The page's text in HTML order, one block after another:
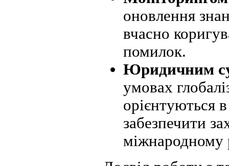
оновлення
вчасно
помилок.
Юридичним
умовах
орієнтуються
забезпечити
міжнародному